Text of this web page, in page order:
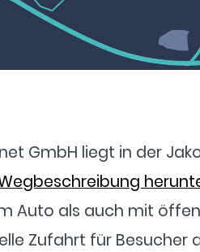
GmbH liegt in der
Auto als auch mit
Zufahrt für